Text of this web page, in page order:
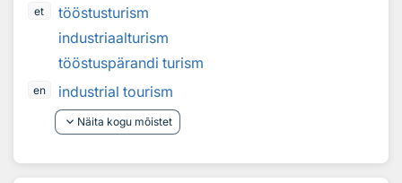
et
tööstusturism
industriaalturism
tööstuspärandi turism
en
industrial tourism
keyboard_arrow_down Näita kogu mõistet